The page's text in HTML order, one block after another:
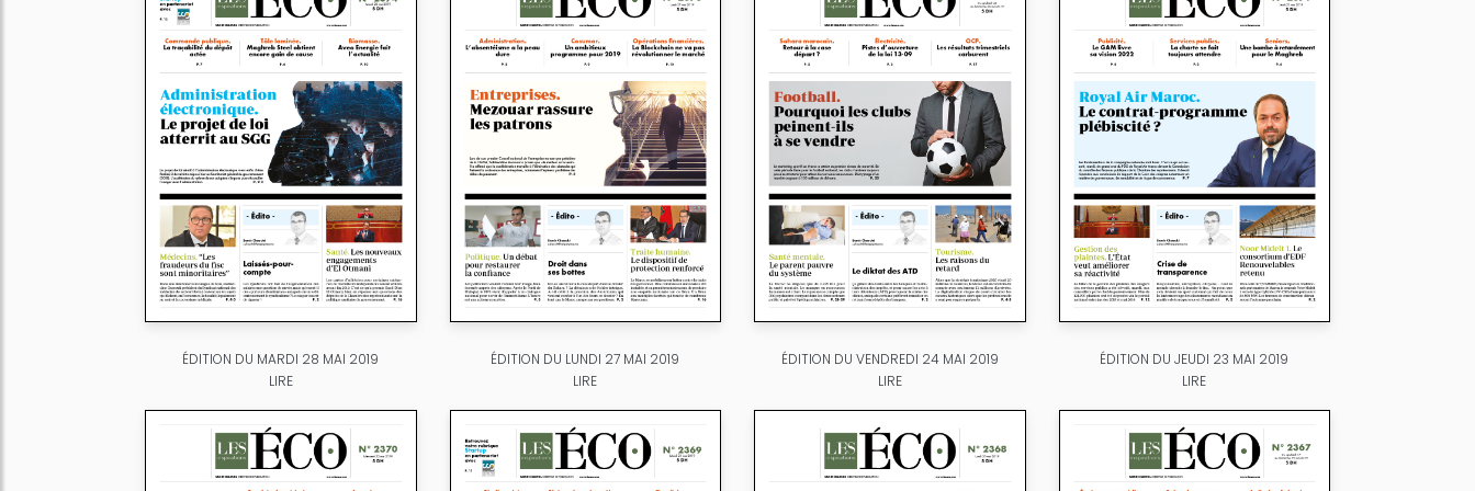
ÉDITION DU MARDI 28 MAI 2019
LIRE
ÉDITION DU LUNDI 27 MAI 2019
LIRE
ÉDITION DU VENDREDI 24 MAI 2019
LIRE
ÉDITION DU JEUDI 23 MAI 2019
LIRE